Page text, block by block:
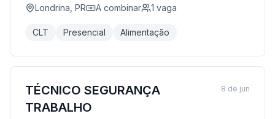
Londrina, PR A combinar 1 vaga
CLT Presencial Alimentação
TÉCNICO SEGURANÇA
TRABALHO
8 de jun